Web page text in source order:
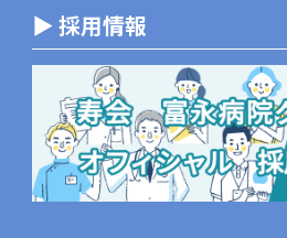
▶ 採用情報